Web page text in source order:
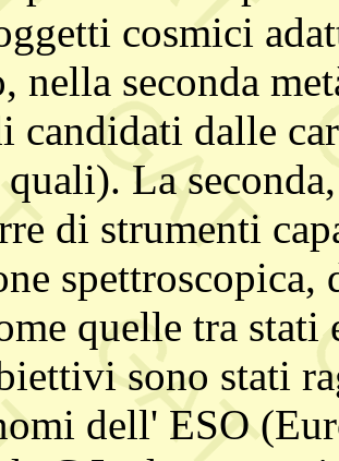
cosmici
nella seconda
candidati dalle
La
di strumenti
spettroscopica,
quelle tra stati
sono stati
dell' ESO